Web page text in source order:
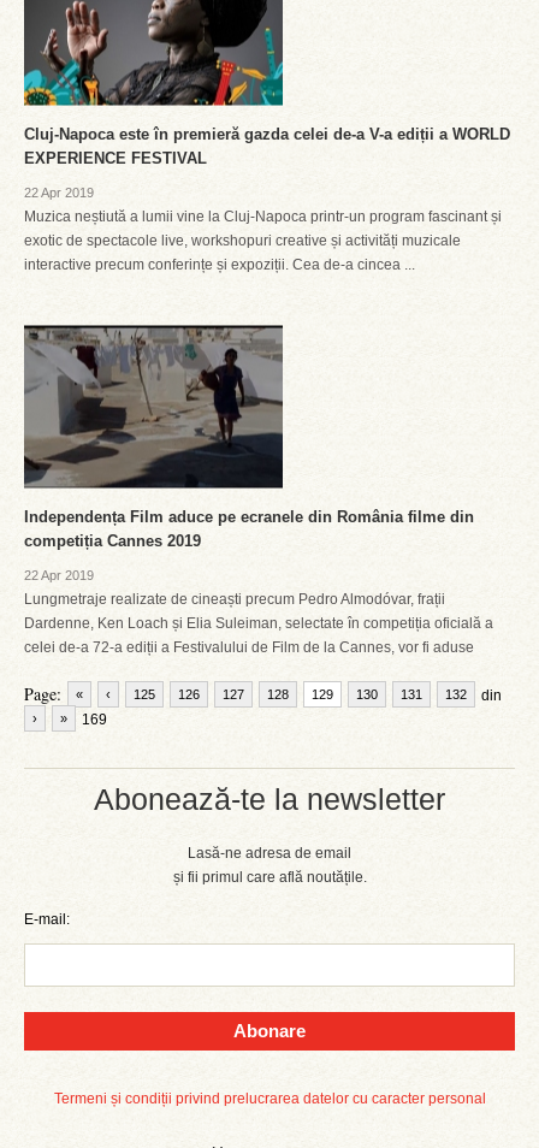
Abonează-te la newsletter
Lasă-ne adresa de email
și fii primul care află noutățile.
E-mail:
Abonare
Termeni și condiții privind prelucrarea datelor cu caracter personal
Cluj-Napoca este în premieră gazda celei de-a V-a ediții a WORLD
EXPERIENCE FESTIVAL
22 Apr 2019
Muzica neștiută a lumii vine la Cluj-Napoca printr-un program fascinant și
exotic de spectacole live, workshopuri creative și activități muzicale
interactive precum conferințe și expoziții. Cea de-a cincea ...
Independența Film aduce pe ecranele din România filme din
competiția Cannes 2019
22 Apr 2019
Lungmetraje realizate de cineaști precum Pedro Almodóvar, frații
Dardenne, Ken Loach și Elia Suleiman, selectate în competiția oficială a
celei de-a 72-a ediții a Festivalului de Film de la Cannes, vor fi aduse
Page: « ‹ 125 126 127 128 129 130 131 132
din
169
› »